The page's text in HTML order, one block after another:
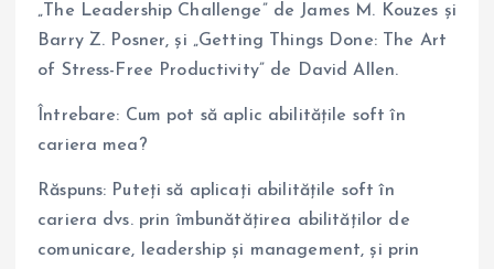
„The Leadership Challenge” de James M. Kouzes și
Barry Z. Posner, și „Getting Things Done: The Art
of Stress-Free Productivity” de David Allen.
Întrebare: Cum pot să aplic abilitățile soft în
cariera mea?
Răspuns: Puteți să aplicați abilitățile soft în
cariera dvs. prin îmbunătățirea abilităților de
comunicare, leadership și management, și prin